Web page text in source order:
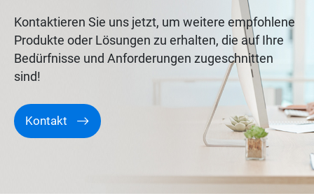
Kontaktieren Sie uns jetzt, um weitere empfohlene
Produkte oder Lösungen zu erhalten, die auf Ihre
Bedürfnisse und Anforderungen zugeschnitten
sind!
Kontakt